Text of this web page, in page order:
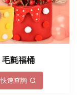
毛氈福桶
快速查詢